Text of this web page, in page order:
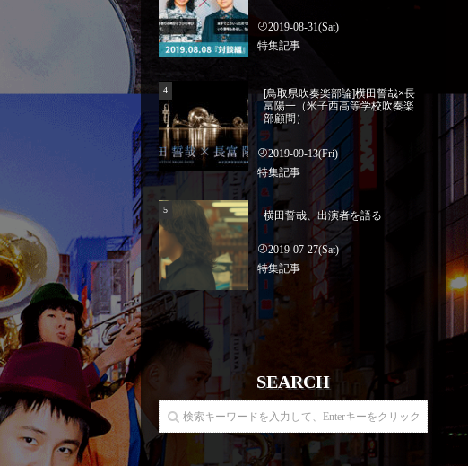
2019-08-31(Sat)
特集記事
[鳥取県吹奏楽部論]横田誓哉×長
富陽一（米子西高等学校吹奏楽
部顧問）
2019-09-13(Fri)
特集記事
横田誓哉、出演者を語る
2019-07-27(Sat)
特集記事
SEARCH